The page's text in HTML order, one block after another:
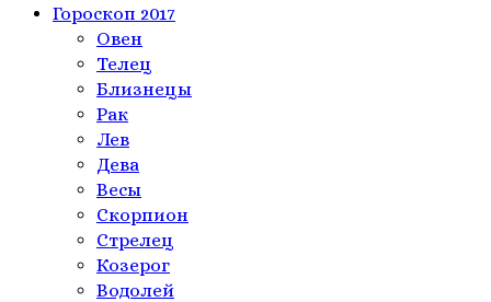
Гороскоп 2017
Овен
Телeц
Близнецы
Рак
Лев
Дева
Весы
Скорпион
Стрелец
Козерог
Водолей